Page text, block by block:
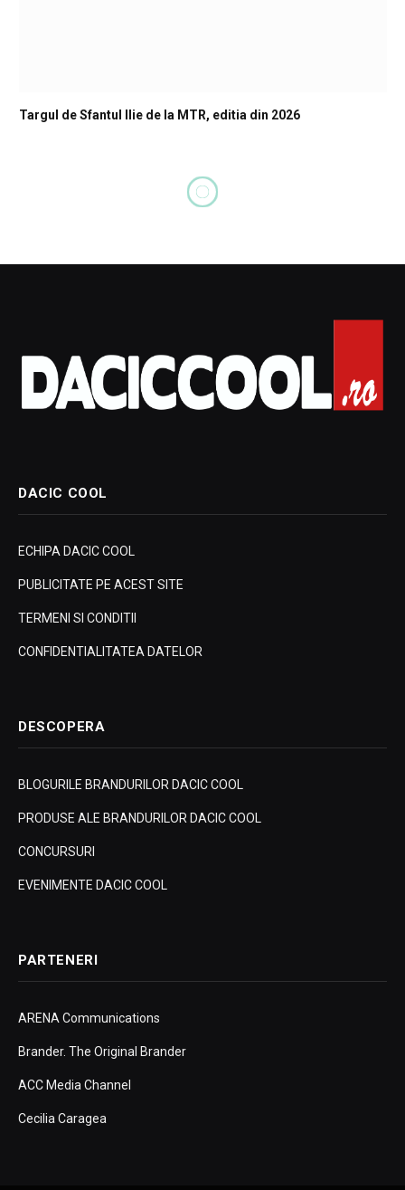
Targul de Sfantul Ilie de la MTR, editia din 2026
DACIC COOL
ECHIPA DACIC COOL
PUBLICITATE PE ACEST SITE
TERMENI SI CONDITII
CONFIDENTIALITATEA DATELOR
DESCOPERA
BLOGURILE BRANDURILOR DACIC COOL
PRODUSE ALE BRANDURILOR DACIC COOL
CONCURSURI
EVENIMENTE DACIC COOL
PARTENERI
ARENA Communications
Brander. The Original Brander
ACC Media Channel
Cecilia Caragea